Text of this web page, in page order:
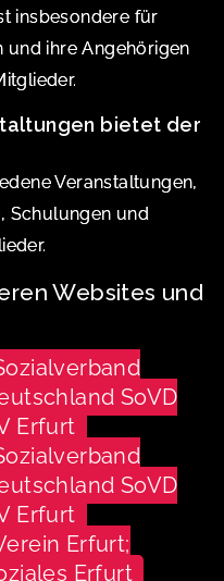
insbesondere für
und ihre Angehörigen
bietet der
Veranstaltungen,
Schulungen und
Websites und
SoVD
Erfurt
SoVD
Erfurt
Erfurt;
Erfurt